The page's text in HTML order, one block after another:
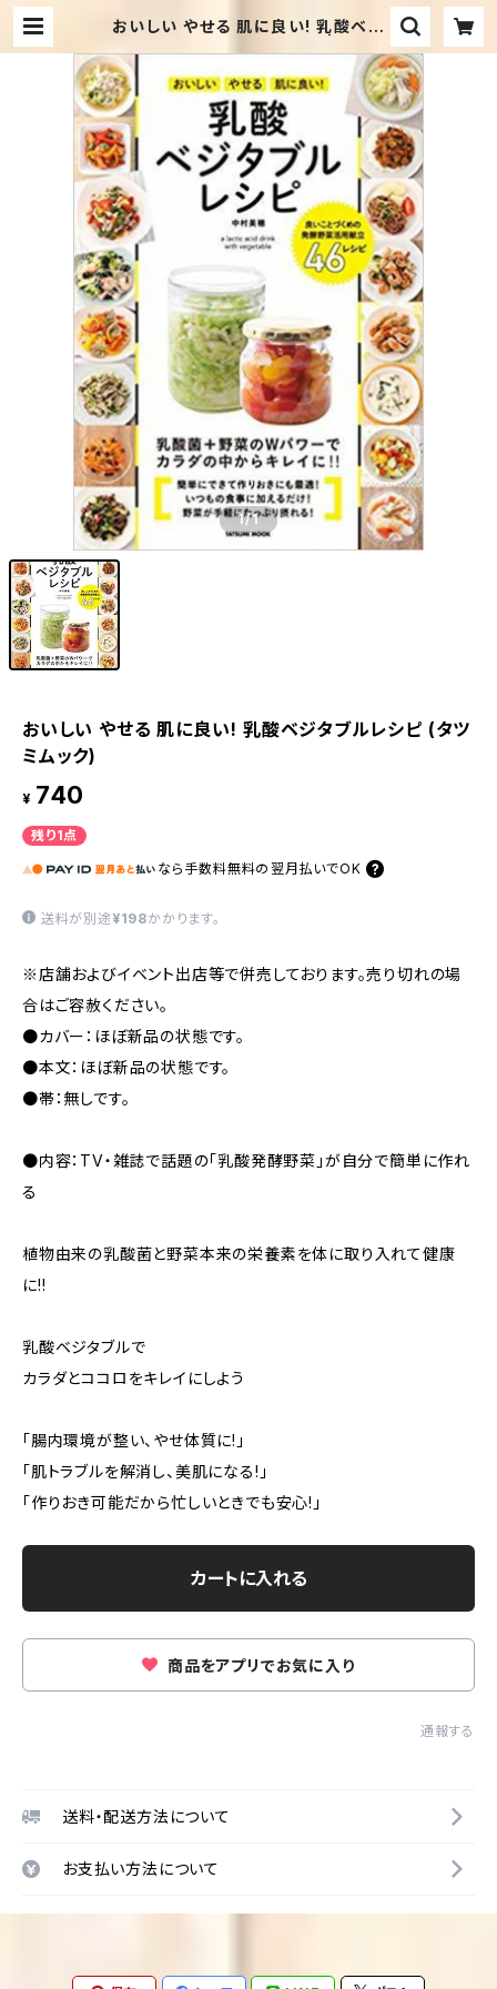
おいしい やせる 肌に良い! 乳酸ベジ
ドハンド・ブックス めだか古書店
1/1
おいしい やせる 肌に良い! 乳酸ベジタブルレシピ (タツ
ミムック)
¥ 740
残り1点
なら 手数料無料の 翌月払いでOK
送料が別途 ¥198かかります。
※店舗およびイベント出店等で併売しております。売り切れの場
合はご容赦ください。
●カバー：ほぼ新品の状態です。
●本文：ほぼ新品の状態です。
●帯：無しです。
●内容：TV・雑誌で話題の「乳酸発酵野菜」が自分で簡単に作れ
る
植物由来の乳酸菌と野菜本来の栄養素を体に取り入れて健康
に!!
乳酸ベジタブルで
カラダとココロをキレイにしよう
「腸内環境が整い、やせ体質に!」
「肌トラブルを解消し、美肌になる!」
「作りおき可能だから忙しいときでも安心!」
カートに入れる
商品をアプリでお気に入り
通報する
送料・配送方法について
お支払い方法について